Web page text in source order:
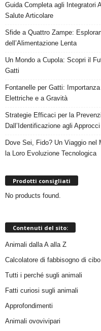
Guida Completa agli Integratori
Salute Articolare
Sfide a Quattro Zampe:
dell’Alimentazione Lenta
Un Mondo a Cupola: Scopri il
Gatti
Fontanelle per Gatti:
Elettriche e a Gravità
Strategie Efficaci per la
Dall’Identificazione agli
Dove Sei, Fido? Un Viaggio nel
la Loro Evoluzione Tecnologica
Prodotti consigliati
No products found.
Contenuti del sito:
Animali dalla A alla Z
Calcolatore di fabbisogno di
Tutti i perché sugli animali
Fatti curiosi sugli animali
Approfondimenti
Animali ovovivipari